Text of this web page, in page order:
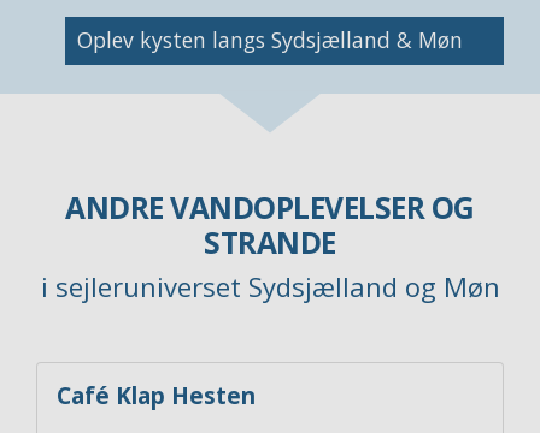
Image
Oplev kysten langs Sydsjælland & Møn
ANDRE VANDOPLEVELSER OG
STRANDE
i sejleruniverset Sydsjælland og Møn
Café Klap Hesten